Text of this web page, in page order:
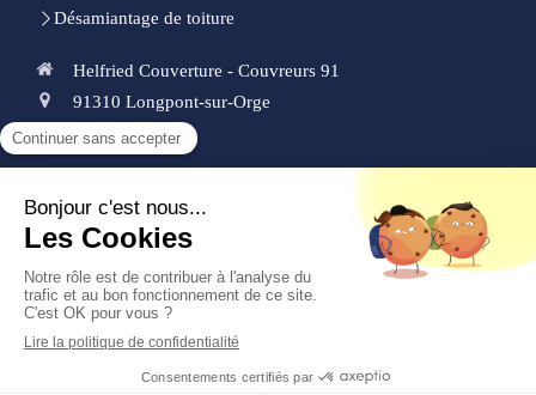
Désamiantage de toiture
Helfried Couverture - Couvreurs 91
91310 Longpont-sur-Orge
0185153339
Plan du site